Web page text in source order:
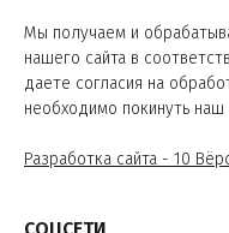
Мы получаем и
нашего сайта в
даете согласия на
необходимо покинуть наш
Разработка сайта - 10